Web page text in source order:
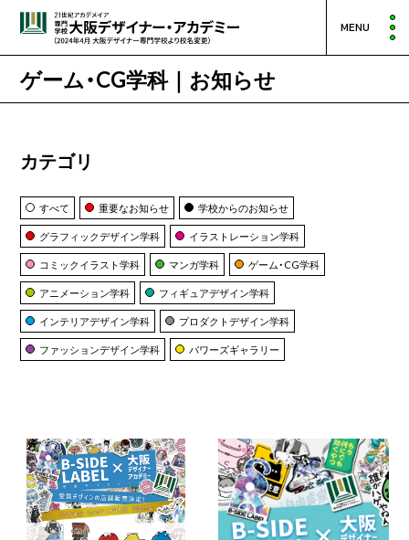
MENU
ゲーム・CG学科｜お知らせ
カテゴリ
すべて 重要なお知らせ
学校からのお知らせ
グラフィックデザイン学科
イラストレーション学科
コミックイラスト学科
マンガ学科
ゲーム・CG学科
アニメーション学科
フィギュアデザイン学科
インテリアデザイン学科
プロダクトデザイン学科
ファッションデザイン学科
パワーズギャラリー